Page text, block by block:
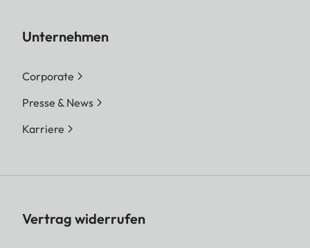
Unternehmen
Corporate
Presse & News
Karriere
Vertrag widerrufen